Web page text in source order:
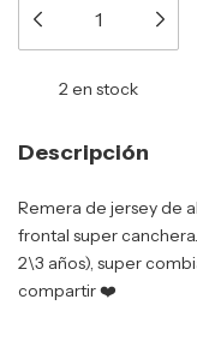
2en stock
Descripción
Remera de jersey de
frontal super
2\3 años), super
compartir ❤️